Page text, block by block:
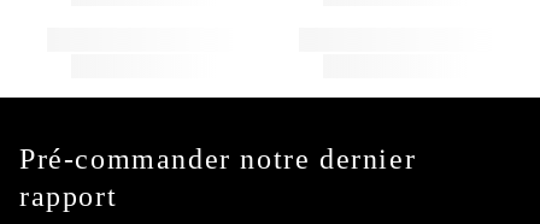
Pré-commander notre dernier
rapport